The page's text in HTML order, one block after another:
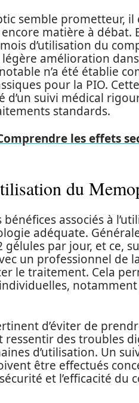
semble prometteur,
matière à débat.
d’utilisation du
amélioration
n’a été établie
pour la PIO.
d’un suivi médical
standards.
les effets
du
associés à
adéquate.
par jour, et ce,
un professionnel de
le traitement. Cela
d’éviter de
ressentir des troubles
d’utilisation. Un
être effectués
et l’efficacité du